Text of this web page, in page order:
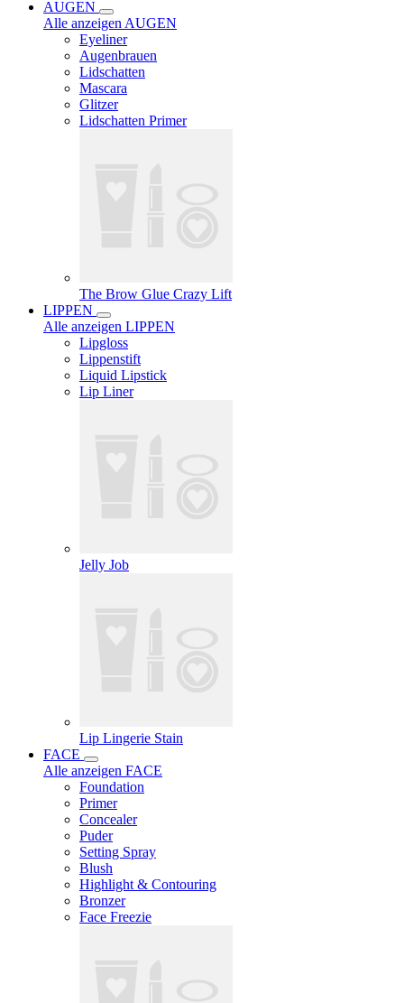
AUGEN
Alle anzeigen AUGEN
Eyeliner
Augenbrauen
Lidschatten
Mascara
Glitzer
Lidschatten Primer
The Brow Glue Crazy Lift
LIPPEN
Alle anzeigen LIPPEN
Lipgloss
Lippenstift
Liquid Lipstick
Lip Liner
Jelly Job
Lip Lingerie Stain
FACE
Alle anzeigen FACE
Foundation
Primer
Concealer
Puder
Setting Spray
Blush
Highlight & Contouring
Bronzer
Face Freezie